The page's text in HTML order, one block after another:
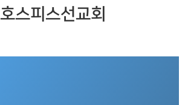
호스피스선교회